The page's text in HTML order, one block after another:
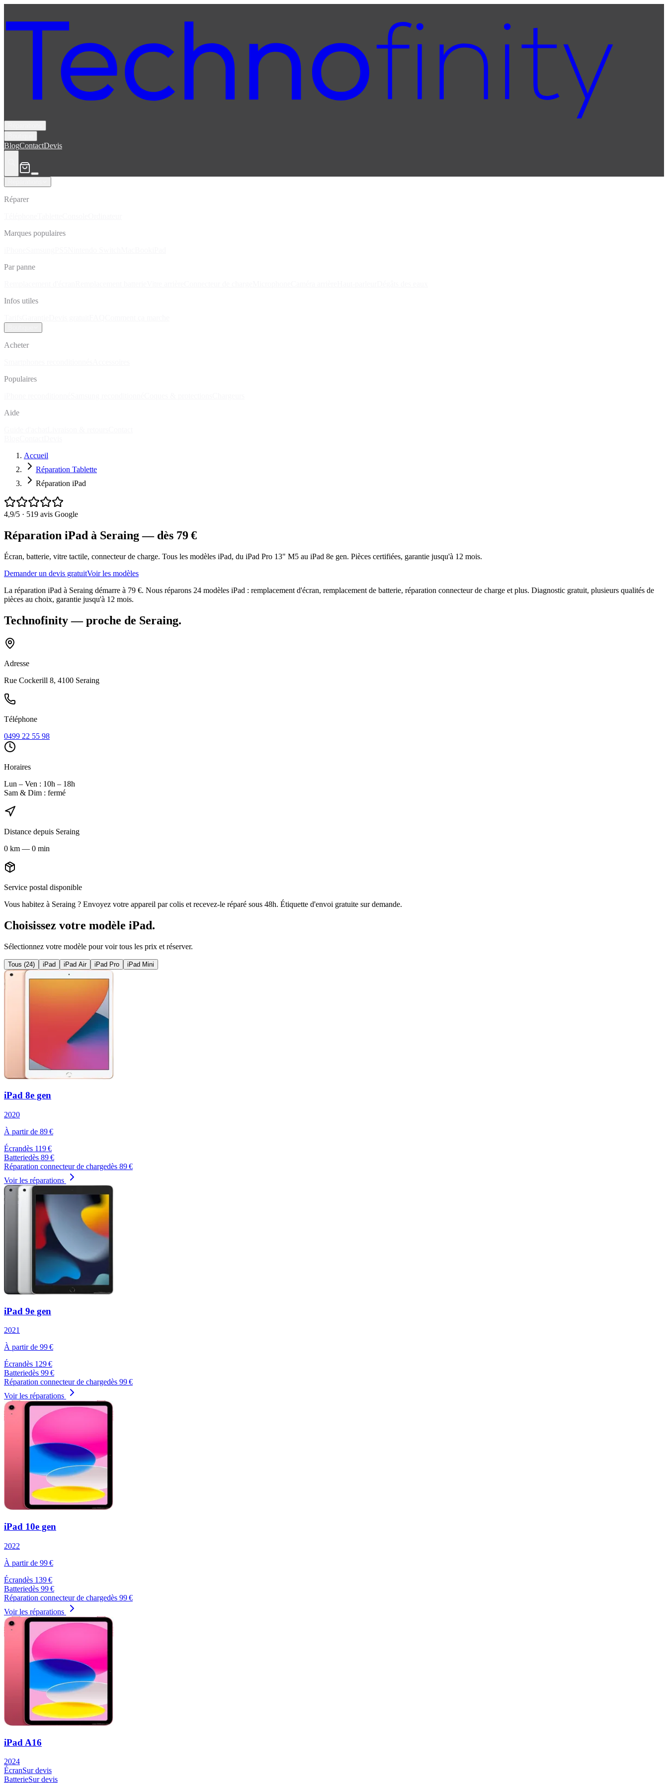
BlogContactDevis
Réparer
Marques populaires
Par panne
Infos utiles
Acheter
Populaires
Aide
Accueil
Réparation Tablette
Réparation iPad
4,9/5 · 519 avis Google
Réparation iPad à Seraing— dès 79€
Écran, batterie, vitre tactile, connecteur de charge. Tous les modèles iPad, du iPad Pro 13" M5 au iPad 8e gen. Pièces certifiées, garantie jusqu'à 12 mois.
Demander un devis gratuitVoir les modèles
La réparation iPad à Seraing démarre à 79 €. Nous réparons 24 modèles iPad : remplacement d'écran, remplacement de batterie, réparation connecteur de charge et plus. Diagnostic gratuit, plusieurs qualités de
pièces au choix, garantie jusqu'à 12 mois.
Technofinity— proche de Seraing.
Adresse
Rue Cockerill 8, 4100 Seraing
Téléphone
0499 22 55 98
Horaires
Lun – Ven : 10h – 18h
Sam & Dim : fermé
Distance depuis Seraing
0 km — 0 min
Service postal disponible
Vous habitez à Seraing ? Envoyez votre appareil par colis et recevez-le réparé sous 48h. Étiquette d'envoi gratuite sur demande.
Choisissez votre modèle iPad.
Sélectionnez votre modèle pour voir tous les prix et réserver.
Tous (24) iPad iPad Air iPad Pro iPad Mini
iPad 8e gen
2020
À partir de 89€
Écrandès 119€
Batteriedès 89€
Réparation connecteur de chargedès 89€
Voir les réparations
iPad 9e gen
2021
À partir de 99€
Écrandès 129€
Batteriedès 99€
Réparation connecteur de chargedès 99€
Voir les réparations
iPad 10e gen
2022
À partir de 99€
Écrandès 139€
Batteriedès 99€
Réparation connecteur de chargedès 99€
Voir les réparations
iPad A16
2024
ÉcranSur devis
BatterieSur devis